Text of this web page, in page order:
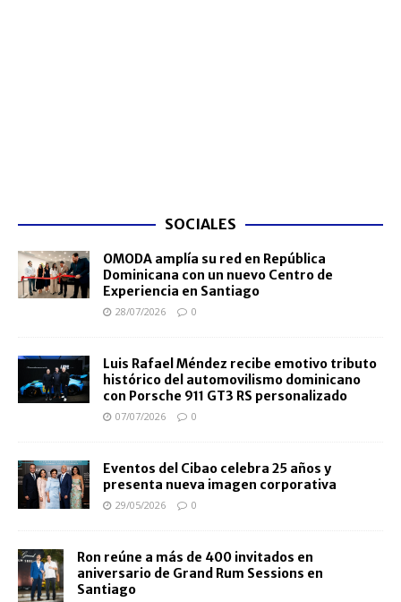
SOCIALES
OMODA amplía su red en República
Dominicana con un nuevo Centro de
Experiencia en Santiago
28/07/2026 0
Luis Rafael Méndez recibe emotivo tributo
histórico del automovilismo dominicano
con Porsche 911 GT3 RS personalizado
07/07/2026 0
Eventos del Cibao celebra 25 años y
presenta nueva imagen corporativa
29/05/2026 0
Ron reúne a más de 400 invitados en
aniversario de Grand Rum Sessions en
Santiago